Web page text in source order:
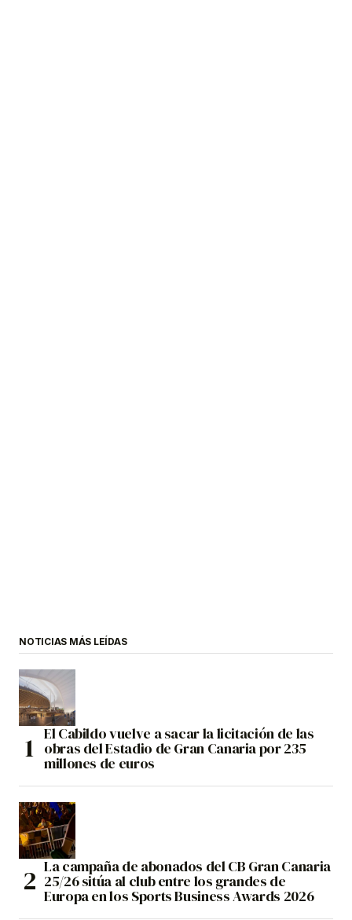
NOTICIAS MÁS LEÍDAS
El Cabildo vuelve a sacar la licitación de las
obras del Estadio de Gran Canaria por 235
millones de euros
La campaña de abonados del CB Gran Canaria
25/26 sitúa al club entre los grandes de
Europa en los Sports Business Awards 2026